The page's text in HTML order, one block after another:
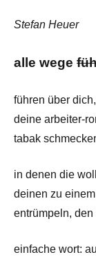
Stefan Heuer
alle wege
führen über
deine arbeiter-
tabak
in denen die
deinen zu
entrümpeln,
einfache wort: